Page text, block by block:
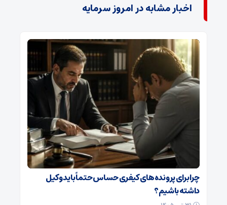
اخبار مشابه در امروز سرمایه
چرا برای پرونده‌های کیفری حساس حتماً باید وکیل
داشته باشیم؟